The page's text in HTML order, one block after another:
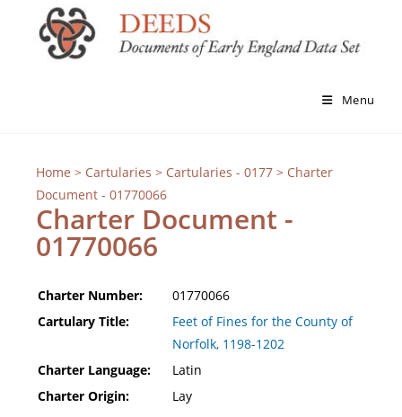
Menu
Home > Cartularies > Cartularies - 0177> Charter
Document - 01770066
Charter Document -
01770066
Charter Number:
01770066
Cartulary Title:
Feet of Fines for the County of
Norfolk, 1198-1202
Charter Language:
Latin
Charter Origin:
Lay